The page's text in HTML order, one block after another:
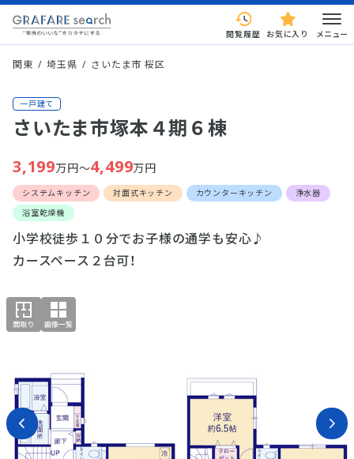
閲覧履歴 お気に入り メニュー
関東 埼玉県 さいたま市 桜区
一戸建て
さいたま市塚本４期６棟
3,199万円～4,499万円
システムキッチン 対面式キッチン カウンターキッチン
浄水器
浴室乾燥機
小学校徒歩１０分でお子様の通学も安心♪
カースペース２台可！